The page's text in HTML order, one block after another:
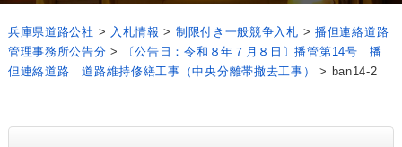
兵庫県道路公社 > 入札情報 > 制限付き一般競争入札 > 播但連絡道路
管理事務所公告分 >
〔公告日：令和８年７月８日〕播管第14号 播
但連絡道路 道路維持修繕工事（中央分離帯撤去工事）
> ban14-2